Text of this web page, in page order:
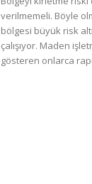
verilmemeli. Böyle
bölgesi büyük risk
çalışıyor. Maden
gösteren onlarca